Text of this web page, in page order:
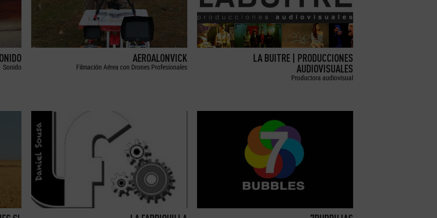
Sonido
AEROALONVICK
Filmación Aérea con Drones Profesionales
LA BUITRE | PRODUCCIONES
AUDIOVISUALES
Productora audiovisual